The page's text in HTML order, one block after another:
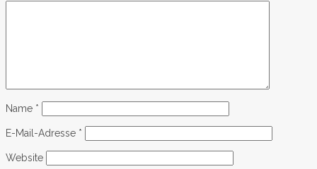
Name *
E-Mail-Adresse *
Website